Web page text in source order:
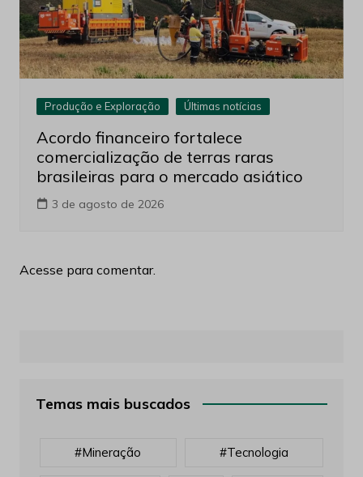
Produção e Exploração Últimas notícias
Acordo financeiro fortalece
comercialização de terras raras
brasileiras para o mercado asiático
3 de agosto de 2026
Acesse para comentar.
Temas mais buscados
#mineração #tecnologia